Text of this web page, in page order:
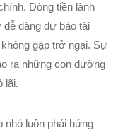
Dòng tiền lành
dàng dự báo tài
gặp trở ngại. Sự
ra những con đường
lãi.
nhỏ luôn phải hứng